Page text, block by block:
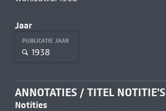
Jaar
PUBLICATIE JAAR
1938
ANNOTATIES / TITEL NOTITIE'S
Notities